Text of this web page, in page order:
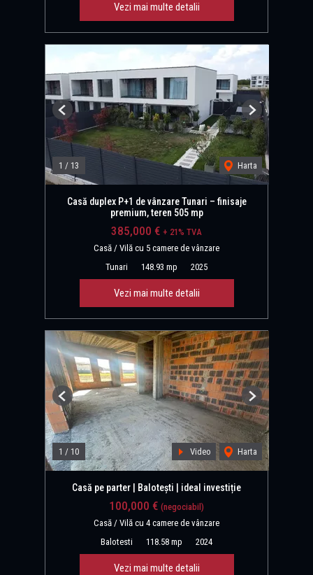
Vezi mai multe detalii
1 / 13 Harta
Previous Next
Casă duplex P+1 de vânzare Tunari – finisaje
premium, teren 505 mp
385,000 € + 21% TVA
Casă / Vilă cu 5 camere de vânzare
Tunari
148.93 mp 2025
Vezi mai multe detalii
1 / 10 Video Harta
Previous Next
Casă pe parter | Balotești | ideal investiție
100,000 € (negociabil)
Casă / Vilă cu 4 camere de vânzare
Balotesti
118.58 mp 2024
Vezi mai multe detalii